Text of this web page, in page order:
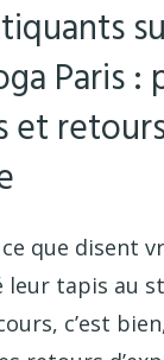
Paris :
et
que disent
leur tapis au
c’est